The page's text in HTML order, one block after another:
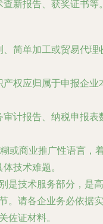
查新报告、获奖证书等
简单加工或贸易代理
权应归属于申报企业
计报告、纳税申报表
或商业推广性语言，
技术难题。
是技术服务部分，是高
。请各企业务必依据实
佐证材料。